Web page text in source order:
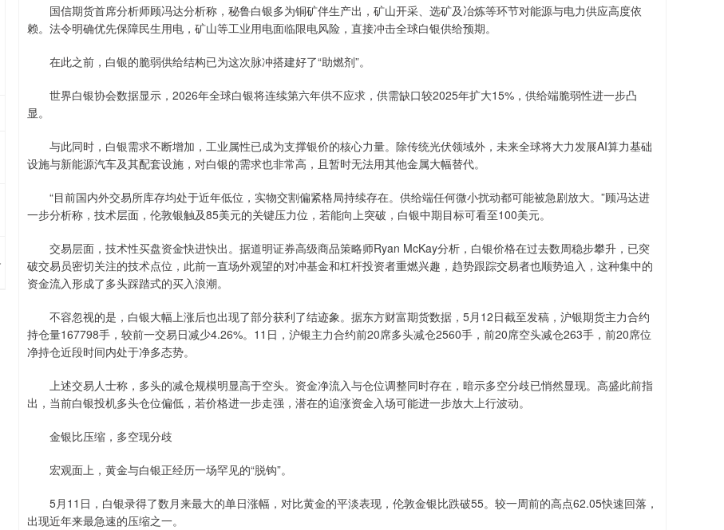
国信期货首席分析师顾冯达分析称，秘鲁白银多为铜矿伴生产出，矿山开采、选矿及冶炼等环节对能源与电力供应高度依
赖。法令明确优先保障民生用电，矿山等工业用电面临限电风险，直接冲击全球白银供给预期。
在此之前，白银的脆弱供给结构已为这次脉冲搭建好了“助燃剂”。
世界白银协会数据显示，2026年全球白银将连续第六年供不应求，供需缺口较2025年扩大15%，供给端脆弱性进一步凸
显。
与此同时，白银需求不断增加，工业属性已成为支撑银价的核心力量。除传统光伏领域外，未来全球将大力发展AI算力基础
设施与新能源汽车及其配套设施，对白银的需求也非常高，且暂时无法用其他金属大幅替代。
“目前国内外交易所库存均处于近年低位，实物交割偏紧格局持续存在。供给端任何微小扰动都可能被急剧放大。”顾冯达进
一步分析称，技术层面，伦敦银触及85美元的关键压力位，若能向上突破，白银中期目标可看至100美元。
交易层面，技术性买盘资金快进快出。据道明证券高级商品策略师Ryan McKay分析，白银价格在过去数周稳步攀升，已突
破交易员密切关注的技术点位，此前一直场外观望的对冲基金和杠杆投资者重燃兴趣，趋势跟踪交易者也顺势追入，这种集中的
资金流入形成了多头踩踏式的买入浪潮。
不容忽视的是，白银大幅上涨后也出现了部分获利了结迹象。据东方财富期货数据，5月12日截至发稿，沪银期货主力合约
持仓量167798手，较前一交易日减少4.26%。11日，沪银主力合约前20席多头减仓2560手，前20席空头减仓263手，前20席位
净持仓近段时间内处于净多态势。
上述交易人士称，多头的减仓规模明显高于空头。资金净流入与仓位调整同时存在，暗示多空分歧已悄然显现。高盛此前指
出，当前白银投机多头仓位偏低，若价格进一步走强，潜在的追涨资金入场可能进一步放大上行波动。
金银比压缩，多空现分歧
宏观面上，黄金与白银正经历一场罕见的“脱钩”。
5月11日，白银录得了数月来最大的单日涨幅，对比黄金的平淡表现，伦敦金银比跌破55。较一周前的高点62.05快速回落，
出现近年来最急速的压缩之一。